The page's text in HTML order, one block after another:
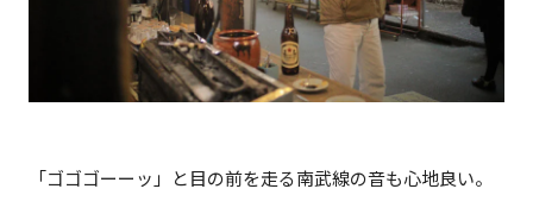
「ゴゴゴーーッ」と目の前を走る南武線の音も心地良い。